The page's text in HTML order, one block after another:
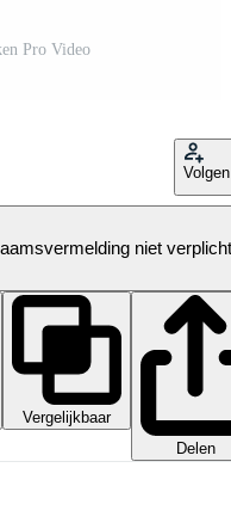
Pro Video
Volgen
niet verplicht
Vergelijkbaar
Delen